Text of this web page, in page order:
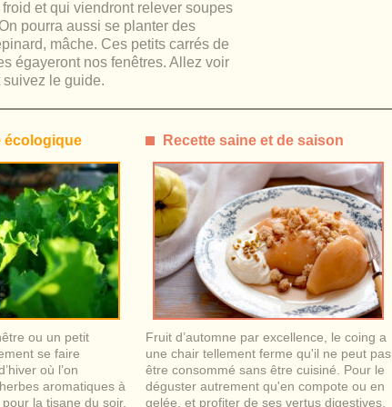
et qui viendront relever soupes
pourra aussi se planter des
mâche. Ces petits carrés de
égayeront nos fenêtres. Allez voir
le guide.
écologique
ou un petit
se faire
où l’on
aromatiques à
la tisane du soir.
Recette saine et de saison
Fruit d’automne par excellence, le coing a
une chair tellement ferme qu'il ne peut pas
être consommé sans être cuisiné. Pour le
déguster autrement qu'en compote ou en
gelée, et profiter de ses vertus digestives,